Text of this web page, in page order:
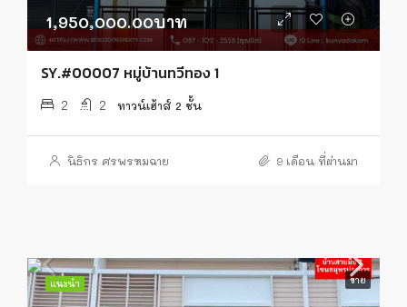
1,950,000.00บาท
SY.#00007 หมู่บ้านทวีทอง 1
2 2 ทาวน์เฮ้าส์ 2 ชั้น
นิธิกร ศรพรหมฉาย 9 เดือน ที่ผ่านมา
แนะนำ ขาย